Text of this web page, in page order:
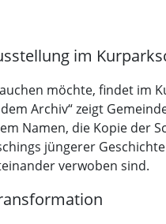
im
möchte, findet im
Archiv“ zeigt
Namen, die Kopie der
jüngerer
verwoben sind.